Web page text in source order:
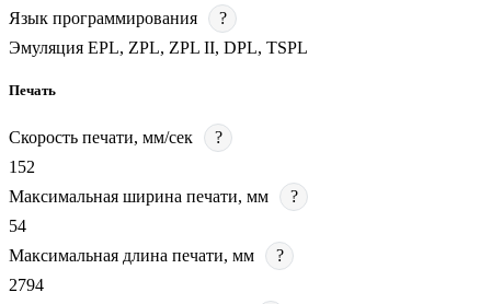
Язык программирования
?
Эмуляция EPL, ZPL, ZPL II, DPL, TSPL
Печать
Скорость печати, мм/сек
?
152
Максимальная ширина печати, мм
?
54
Максимальная длина печати, мм
?
2794